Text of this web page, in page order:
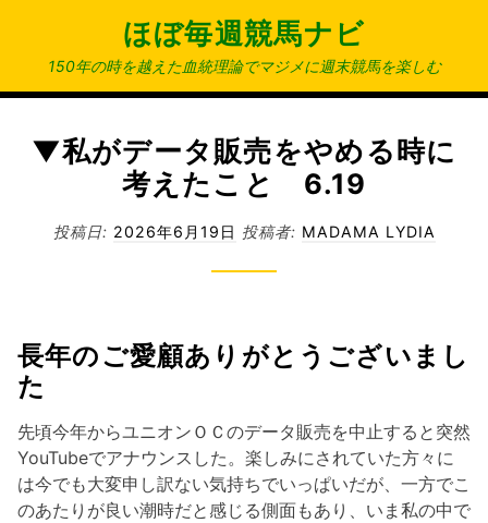
ン
ほぼ毎週競馬ナビ
150年の時を越えた血統理論でマジメに週末競馬を楽しむ
▼私がデータ販売をやめる時に
考えたこと 6.19
投稿日: 2026年6月19日 投稿者: MADAMA LYDIA
長年のご愛顧ありがとうございまし
た
先頃今年からユニオンＯＣのデータ販売を中止すると突然
YouTubeでアナウンスした。楽しみにされていた方々に
は今でも大変申し訳ない気持ちでいっぱいだが、一方でこ
のあたりが良い潮時だと感じる側面もあり、いま私の中で